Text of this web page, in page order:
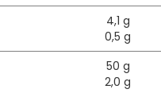
4,1 g
0,5 g
50 g
2,0 g